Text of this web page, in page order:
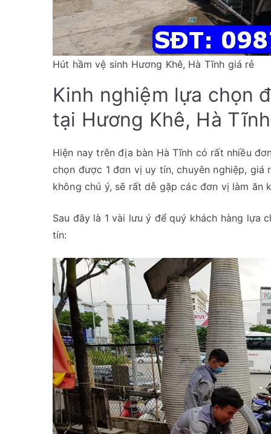
Hút hầm vệ sinh Hương Khê, Hà Tĩnh giá rẻ
Kinh nghiệm lựa chọn
tại Hương Khê, Hà Tĩnh
Hiện nay trên địa bàn Hà Tĩnh có rất nhiều
chọn được 1 đơn vị uy tín, chuyên nghiệp, giá
không chú ý, sẽ rất dễ gặp các đơn vị làm ăn
Sau đây là 1 vài lưu ý để quý khách hàng lựa
tín: